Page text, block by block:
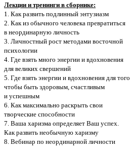
Лекции и тренинги в сборнике:
1. Как развить подлинный энтузиазм
2. Как из обычного человека превратиться
в неординарную личность
3. Личностный рост методами восточной
психологии
4. Где взять много энергии и вдохновения
для великих свершений
5. Где взять энергии и вдохновения для того,
чтобы быть здоровым, счастливым
и успешным
6. Как максимально раскрыть свои
творческие способности
7. Ваша харизма определяет Ваш успех.
Как развить необычную харизму
8. Вебинар по неординарной личности